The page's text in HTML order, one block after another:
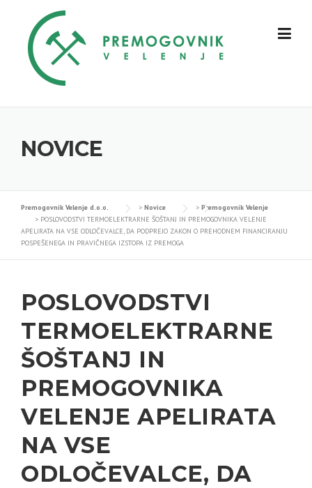
content
NOVICE
Premogovnik Velenje d.o.o. > Novice > Premogovnik Velenje
> POSLOVODSTVI TERMOELEKTRARNE ŠOŠTANJ IN PREMOGOVNIKA VELENJE
APELIRATA NA VSE ODLOČEVALCE, DA PODPREJO ZAKON O PREHODNEM FINANCIRANJU
POSPEŠENEGA IN PRAVIČNEGA IZSTOPA IZ PREMOGA
POSLOVODSTVI
TERMOELEKTRARNE
ŠOŠTANJ IN
PREMOGOVNIKA
VELENJE APELIRATA
NA VSE
ODLOČEVALCE, DA